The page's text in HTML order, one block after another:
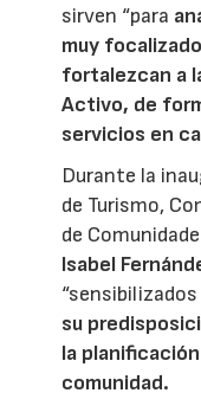
sirven “para
muy
fortalezcan a
Activo, de
servicios en
Durante la
de Turismo,
de
Isabel
su
la
comunidad.